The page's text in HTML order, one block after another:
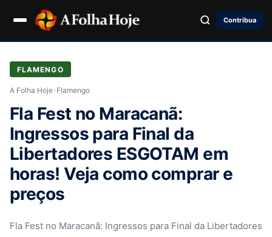
Contribua
FLAMENGO
A Folha Hoje› Flamengo
Fla Fest no Maracanã:
Ingressos para Final da
Libertadores ESGOTAM em
horas! Veja como comprar e
preços
Fla Fest no Maracanã: Ingressos para Final da Libertadores